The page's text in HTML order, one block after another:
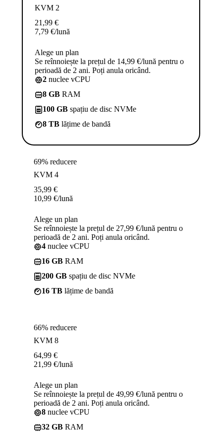
KVM 2
21,99 €
7,79 €/lună
Alege un plan
Se reînnoiește la prețul de 14,99 €/lună pentru o
perioadă de 2 ani. Poți anula oricând.
2 nuclee vCPU
8 GB RAM
100 GB spațiu de disc NVMe
8 TB lățime de bandă
69% reducere
KVM 4
35,99 €
10,99 €/lună
Alege un plan
Se reînnoiește la prețul de 27,99 €/lună pentru o
perioadă de 2 ani. Poți anula oricând.
4 nuclee vCPU
16 GB RAM
200 GB spațiu de disc NVMe
16 TB lățime de bandă
66% reducere
KVM 8
64,99 €
21,99 €/lună
Alege un plan
Se reînnoiește la prețul de 49,99 €/lună pentru o
perioadă de 2 ani. Poți anula oricând.
8 nuclee vCPU
32 GB RAM